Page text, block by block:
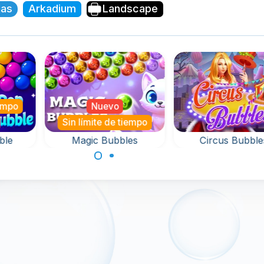
Arkadium Landscape
Magic Bubbles
Nuevo
Sin límite de tiempo
Circus